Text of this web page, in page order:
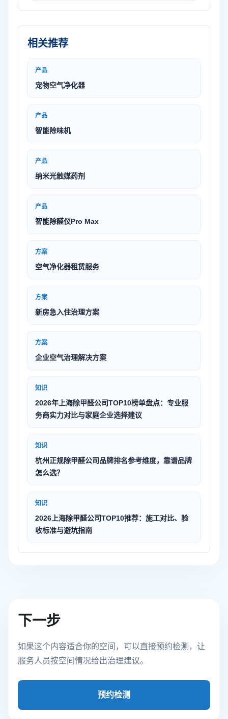
相关推荐
产品
宠物空气净化器
产品
智能除味机
产品
纳米光触媒药剂
产品
智能除醛仪Pro Max
方案
空气净化器租赁服务
方案
新房急入住治理方案
方案
企业空气治理解决方案
知识
2026年上海除甲醛公司TOP10榜单盘点：专业服
务商实力对比与家庭企业选择建议
知识
杭州正规除甲醛公司品牌排名参考维度，靠谱品牌
怎么选？
知识
2026上海除甲醛公司TOP10推荐：施工对比、验
收标准与避坑指南
下一步
如果这个内容适合你的空间，可以直接预约检测，让
服务人员按空间情况给出治理建议。
预约检测